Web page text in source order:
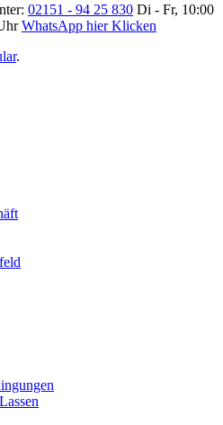
02151 - 94 25 830 Di - Fr, 10:00
WhatsApp hier Klicken
.